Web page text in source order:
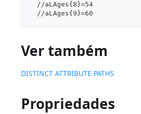
//aLAges{8}=54
//aLAges{9}=60
Ver também
DISTINCT ATTRIBUTE PATHS
Propriedades